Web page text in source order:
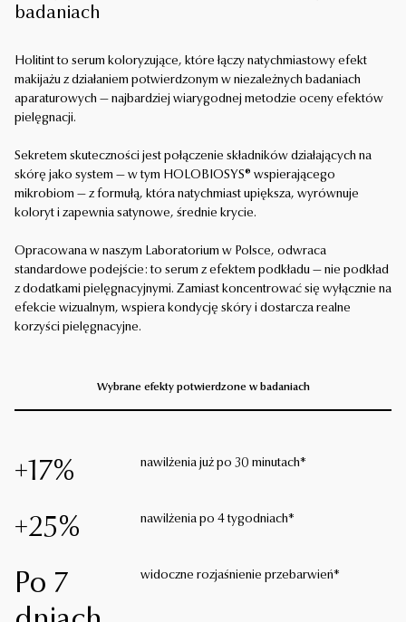
Serum pod oczy i na powieki
15 ml
DODAJ-199,90ZŁ
badaniach
Holitint to serum koloryzujące, które łączy natychmiastowy efekt
makijażu z działaniem potwierdzonym w niezależnych badaniach
aparaturowych — najbardziej wiarygodnej metodzie oceny efektów
pielęgnacji.
Sekretem skuteczności jest połączenie składników działających na
skórę jako system — w tym HOLOBIOSYS® wspierającego
mikrobiom — z formułą, która natychmiast upiększa, wyrównuje
koloryt i zapewnia satynowe, średnie krycie.
Opracowana w naszym Laboratorium w Polsce, odwraca
standardowe podejście: to serum z efektem podkładu — nie podkład
z dodatkami pielęgnacyjnymi. Zamiast koncentrować się wyłącznie na
efekcie wizualnym, wspiera kondycję skóry i dostarcza realne
korzyści pielęgnacyjne.
Wybrane efekty potwierdzone w badaniach
+17% nawilżenia już po 30 minutach*
+25% nawilżenia po 4 tygodniach*
Po 7
widoczne rozjaśnienie przebarwień*